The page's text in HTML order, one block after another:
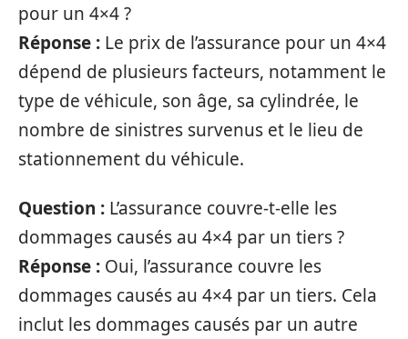
pour un 4×4 ?
Réponse : Le prix de l’assurance pour un 4×4
dépend de plusieurs facteurs, notamment le
type de véhicule, son âge, sa cylindrée, le
nombre de sinistres survenus et le lieu de
stationnement du véhicule.
Question : L’assurance couvre-t-elle les
dommages causés au 4×4 par un tiers ?
Réponse : Oui, l’assurance couvre les
dommages causés au 4×4 par un tiers. Cela
inclut les dommages causés par un autre